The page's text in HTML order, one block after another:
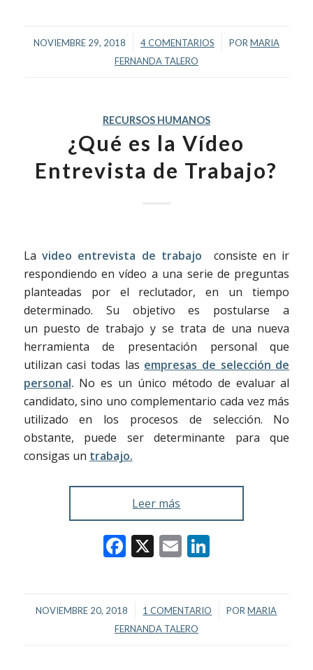
NOVIEMBRE 29, 2018
/ 4 COMENTARIOS
/ POR MARIA
FERNANDA TALERO
RECURSOS HUMANOS
¿Qué es la Vídeo
Entrevista de Trabajo?
La video entrevista de trabajo
consiste en ir
respondiendo en vídeo a una serie de preguntas
planteadas por el reclutador, en un tiempo
determinado. Su objetivo es postularse a
un puesto de trabajo y se trata de una nueva
herramienta de presentación personal que
utilizan casi todas las empresas de selección de
personal. No es un único método de evaluar al
candidato, sino uno complementario cada vez más
utilizado en los procesos de selección. No
obstante, puede ser determinante para que
consigas un trabajo.
Leer más
Facebook
X EmailLinkedIn
NOVIEMBRE 20, 2018
/ 1 COMENTARIO
/ PORMARIA
FERNANDA TALERO